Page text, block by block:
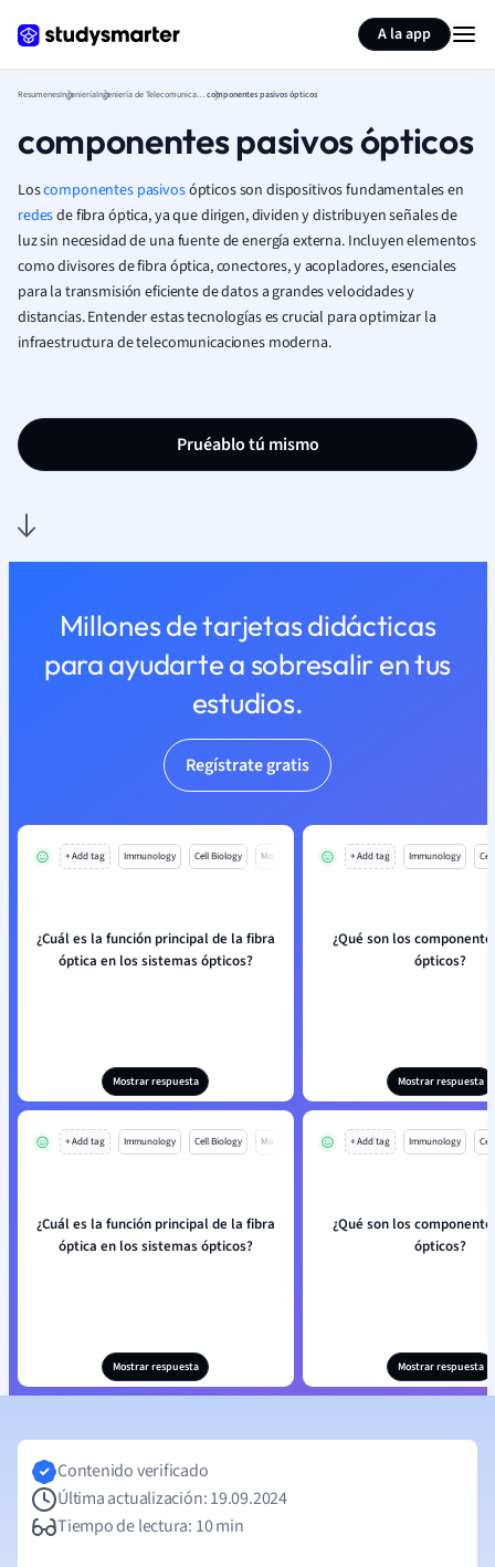
A la app
ResumenesIngeniería Ingeniería de Telecomunicaciones (Ingeniería)componentes pasivos ópticos
componentes pasivos ópticos
Loscomponentes pasivosópticos son dispositivos fundamentales en
redesde fibra óptica, ya que dirigen, dividen y distribuyen señales de
luz sin necesidad de una fuente de energía externa. Incluyen elementos
como divisores de fibra óptica, conectores, y acopladores, esenciales
para la transmisión eficiente de datos a grandes velocidades y
distancias. Entender estas tecnologías es crucial para optimizar la
infraestructura de telecomunicaciones moderna.
Pruéablo tú mismo
Millones de tarjetas didácticas
para ayudarte a sobresalir en tus
estudios.
Regístrate gratis
+ Add tag Immunology Cell Biology Mo
¿Cuál es la función principal de la fibra
óptica en los sistemas ópticos?
Mostrar respuesta
+ Add tag Immunology
¿Qué son los
ópticos?
Mostrar respuesta
+ Add tag Immunology Cell Biology Mo
¿Cuál es la función principal de la fibra
óptica en los sistemas ópticos?
Mostrar respuesta
+ Add tag Immunology
¿Qué son los
ópticos?
Mostrar respuesta
Resumir página
Contenido verificado
Última actualización: 19.09.2024
Tiempo de lectura: 10 min